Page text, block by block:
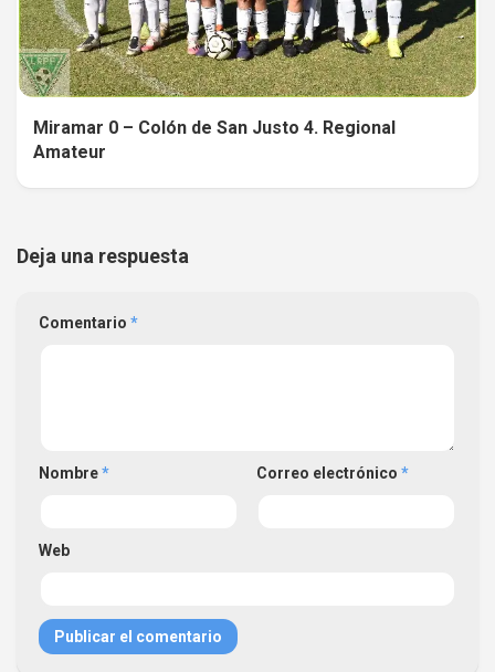
Miramar 0 – Colón de San Justo 4. Regional
Amateur
Deja una respuesta
Comentario *
Nombre* Correo electrónico *
Web